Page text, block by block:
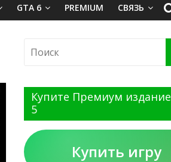
GTA 6 PREMIUM СВЯЗЬ
Купите Премиум
5
Купить игру